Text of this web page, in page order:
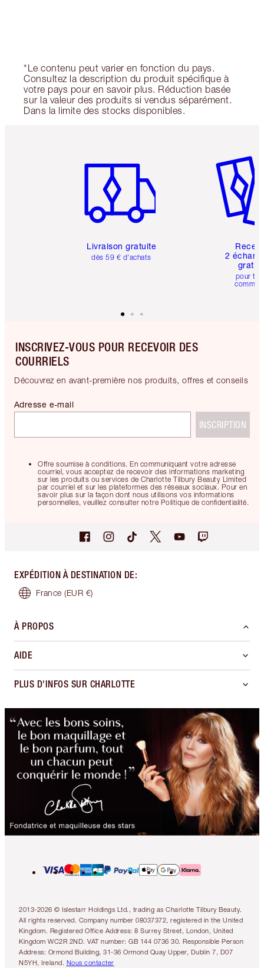
*Le contenu peut varier en fonction du pays.
Consultez la description du produit spécifique à
votre pays pour en savoir plus. Réduction basée
sur la valeur des produits si vendus séparément.
Dans la limite des stocks disponibles.
Livraison gratuite
dès 59 € d'achats
2
pour
INSCRIVEZ-VOUS POUR RECEVOIR DES
COURRIELS
Découvrez en avant-première nos produits, offres et conseils
Offre soumise à conditions. En communiquant votre adresse
courriel, vous acceptez de recevoir des informations marketing
sur les produits ou services de Charlotte Tilbury Beauty Limited
par courriel et sur les plateformes des réseaux sociaux. Pour en
savoir plus sur la façon dont nous utilisons vos informations
personnelles, veuillez consulter notre Politique de confidentialité.
Adresse e-mail
INSCRIPTION
EXPÉDITION À DESTINATION DE:
France (EUR €)
À PROPOS
AIDE
PLUS D'INFOS SUR CHARLOTTE
2013-2026 © Islestarr Holdings Ltd., trading as Charlotte Tilbury Beauty.
All rights reserved. Company number 08037372, registered in the United
Kingdom. Registered Office Address: 8 Surrey Street, London, United
Kingdom WC2R 2ND. VAT number: GB 144 0736 30. Responsible Person
Address: Ormond Building, 31-36 Ormond Quay Upper, Dublin 7, D07
N5YH, Ireland. Nous contacter